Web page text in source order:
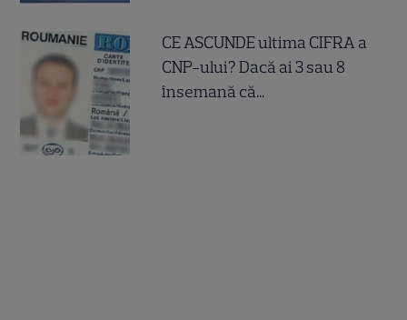
CE ASCUNDE ultima CIFRA a
CNP-ului? Dacă ai 3 sau 8
însemană că...